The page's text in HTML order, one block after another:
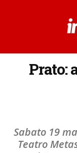
Prato:
Sabato 19
Teatro